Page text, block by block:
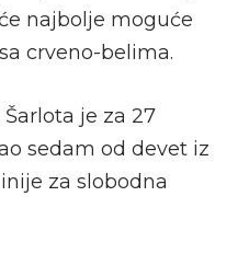
najbolje moguće
crveno-belima.
je za 27
sedam od devet iz
za slobodna